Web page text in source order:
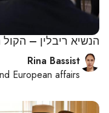
הנשיא ריבלין –
Rina Bassist
European affairs